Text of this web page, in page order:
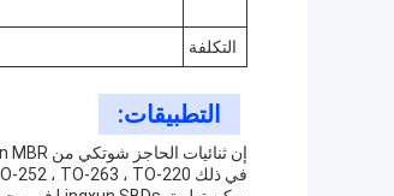
التكلفة
التطبيقات:
في ذلك TO-251 ، TO-252 ، TO-263 ، TO-220 ، و TO-247.